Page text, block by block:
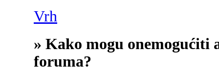
Vrh
» Kako mogu onemogućiti
foruma?